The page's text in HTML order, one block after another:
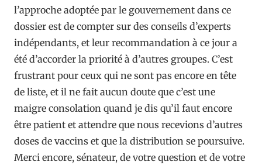
l’approche adoptée par le gouvernement dans ce
dossier est de compter sur des conseils d’experts
indépendants, et leur recommandation à ce jour a
été d’accorder la priorité à d’autres groupes. C’est
frustrant pour ceux qui ne sont pas encore en tête
de liste, et il ne fait aucun doute que c’est une
maigre consolation quand je dis qu’il faut encore
être patient et attendre que nous recevions d’autres
doses de vaccins et que la distribution se poursuive.
Merci encore, sénateur, de votre question et de votre